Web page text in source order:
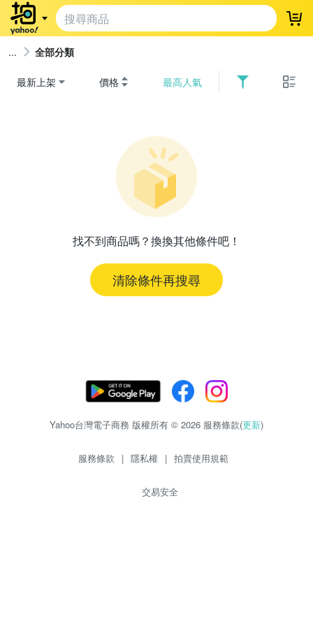
登
全部分類
最新上架 價格 最高人氣
找不到商品嗎？換換其他條件吧！
清除條件再搜尋
Yahoo台灣電子商務 版權所有 © 2026 服務條款(更新)
服務條款 | 隱私權 | 拍賣使用規範
交易安全